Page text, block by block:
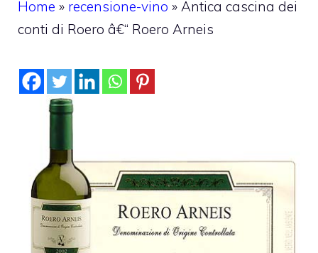
Home » recensione-vino » Antica cascina dei
conti di Roero â€“ Roero Arneis